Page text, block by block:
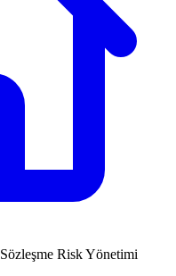
Sözleşme Risk Yönetimi